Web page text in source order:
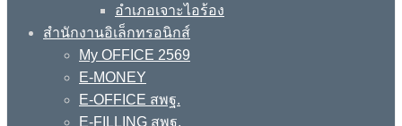
อำเภอเจาะไอร้อง
สำนักงานอิเล็กทรอนิกส์
My OFFICE 2569
E-MONEY
E-OFFICE สพฐ.
E-FILLING สพฐ.